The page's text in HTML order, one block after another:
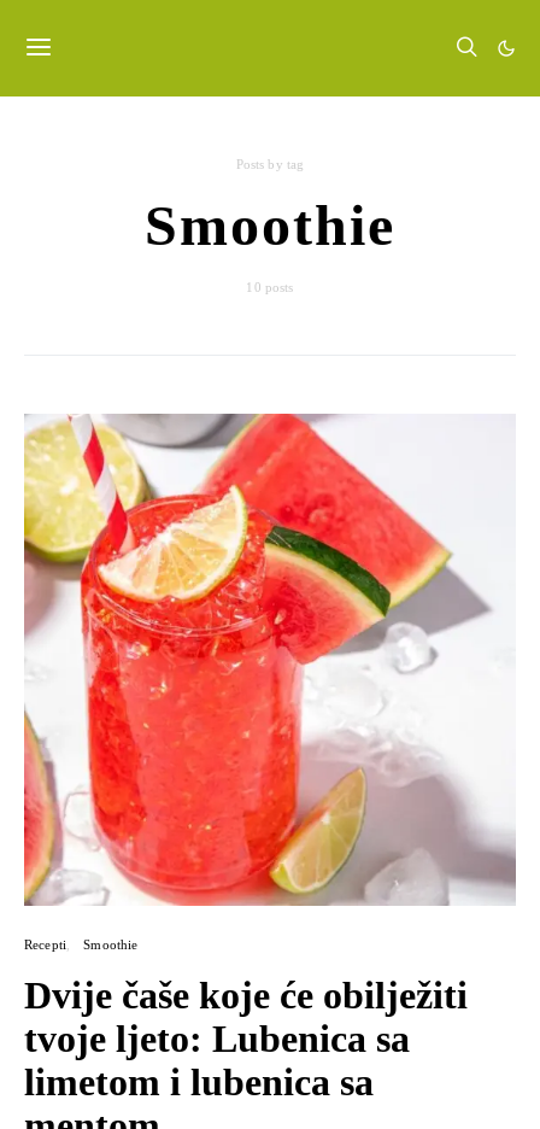
Posts by tag
Smoothie
10 posts
Recepti Smoothie
Dvije čaše koje će obilježiti
tvoje ljeto: Lubenica sa
limetom i lubenica sa